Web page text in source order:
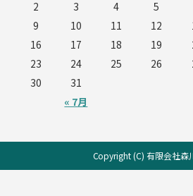
« 7月
2
3 4 5
9
10 11 12
16
17 18 19
23
24 25 26
30
31
Copyright (C) 有限会社森